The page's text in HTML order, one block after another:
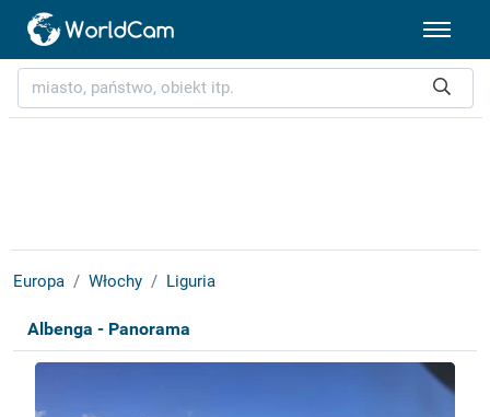
Europa Włochy Liguria
Albenga - Panorama